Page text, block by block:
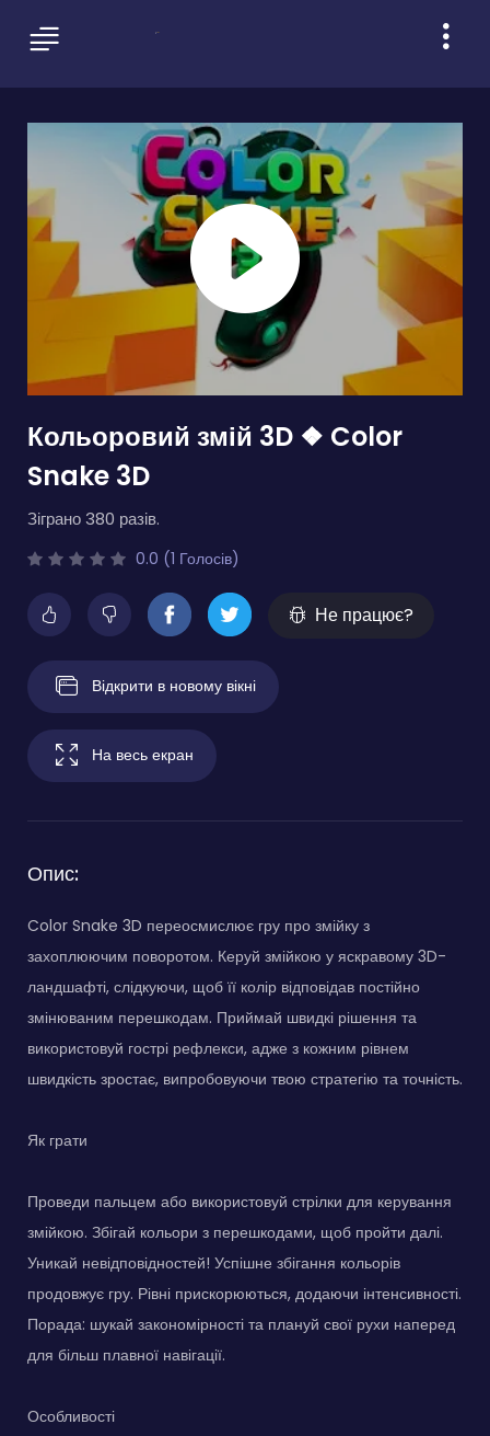
Кольоровий змій 3D ❖ Color
Snake 3D
Зіграно 380 разів.
0.0 (1 Голосів)
Не працює?
Відкрити в новому вікні
На весь екран
Опис:
Color Snake 3D переосмислює гру про змійку з
захоплюючим поворотом. Керуй змійкою у яскравому 3D-
ландшафті, слідкуючи, щоб її колір відповідав постійно
змінюваним перешкодам. Приймай швидкі рішення та
використовуй гострі рефлекси, адже з кожним рівнем
швидкість зростає, випробовуючи твою стратегію та точність.
Як грати
Проведи пальцем або використовуй стрілки для керування
змійкою. Збігай кольори з перешкодами, щоб пройти далі.
Уникай невідповідностей! Успішне збігання кольорів
продовжує гру. Рівні прискорюються, додаючи інтенсивності.
Порада: шукай закономірності та плануй свої рухи наперед
для більш плавної навігації.
Особливості